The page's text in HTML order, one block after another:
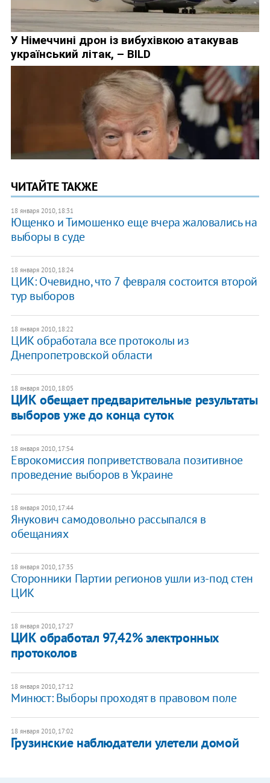
ЧИТАЙТЕ ТАКЖЕ
18 января 2010, 18:31
Ющенко и Тимошенко еще вчера жаловались на
выборы в суде
18 января 2010, 18:24
ЦИК: Очевидно, что 7 февраля состоится второй
тур выборов
18 января 2010, 18:22
ЦИК обработала все протоколы из
Днепропетровской области
18 января 2010, 18:05
ЦИК обещает предварительные результаты
выборов уже до конца суток
18 января 2010, 17:54
Еврокомиссия поприветствовала позитивное
проведение выборов в Украине
18 января 2010, 17:44
Янукович самодовольно рассыпался в
обещаниях
18 января 2010, 17:35
Сторонники Партии регионов ушли из-под стен
ЦИК
18 января 2010, 17:27
ЦИК обработал 97,42% электронных
протоколов
18 января 2010, 17:12
Минюст: Выборы проходят в правовом поле
18 января 2010, 17:02
Грузинские наблюдатели улетели домой